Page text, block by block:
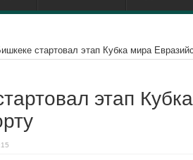
стартовал этап Кубка мира
этап